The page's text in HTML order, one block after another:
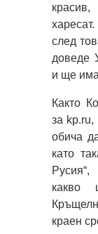
след
доведе
и ще
Както
за kp.ru,
обича
като
какво
краен